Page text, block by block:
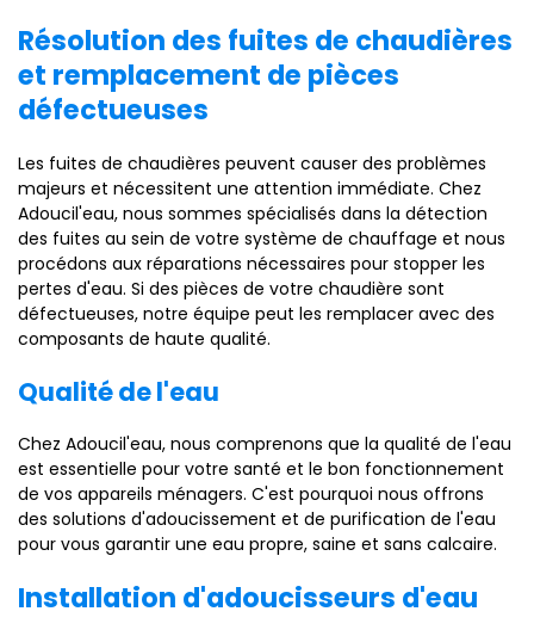
Résolution des fuites de chaudières
et remplacement de pièces
défectueuses
Les fuites de chaudières peuvent causer des problèmes
majeurs et nécessitent une attention immédiate. Chez
Adoucil'eau, nous sommes spécialisés dans la détection
des fuites au sein de votre système de chauffage et nous
procédons aux réparations nécessaires pour stopper les
pertes d'eau. Si des pièces de votre chaudière sont
défectueuses, notre équipe peut les remplacer avec des
composants de haute qualité.
Qualité de l'eau
Chez Adoucil'eau, nous comprenons que la qualité de l'eau
est essentielle pour votre santé et le bon fonctionnement
de vos appareils ménagers. C'est pourquoi nous offrons
des solutions d'adoucissement et de purification de l'eau
pour vous garantir une eau propre, saine et sans calcaire.
Installation d'adoucisseurs d'eau